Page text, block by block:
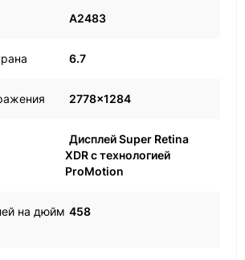
A2483
6.7
2778×1284
Дисплей Super Retina
XDR с технологией
ProMotion
на дюйм 458